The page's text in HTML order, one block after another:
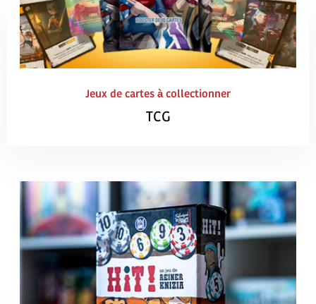
Jeux de cartes à collectionner
TCG